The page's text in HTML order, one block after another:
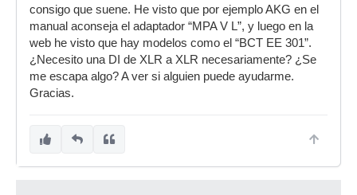
consigo que suene. He visto que por ejemplo AKG en el
manual aconseja el adaptador “MPA V L”, y luego en la
web he visto que hay modelos como el “BCT EE 301”.
¿Necesito una DI de XLR a XLR necesariamente? ¿Se
me escapa algo? A ver si alguien puede ayudarme.
Gracias.